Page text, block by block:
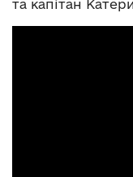
та капітан